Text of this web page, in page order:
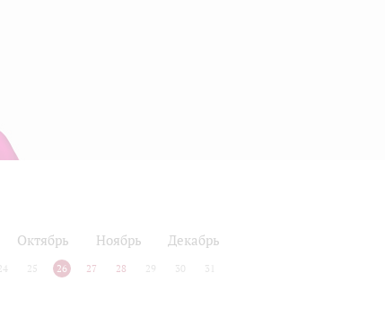
Октябрь Ноябрь Декабрь
25 26 27 28 29 30 31